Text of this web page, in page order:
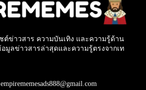
ซต์ข่าวสาร ความบันเทิง และความรู้ด้าน
มูลข่าวสารล่าสุดและความรู้ตรงจากเท